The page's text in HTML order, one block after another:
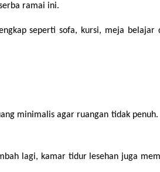
ramai ini.
seperti sofa, kursi, meja
minimalis agar ruangan tidak
lagi, kamar tidur lesehan juga